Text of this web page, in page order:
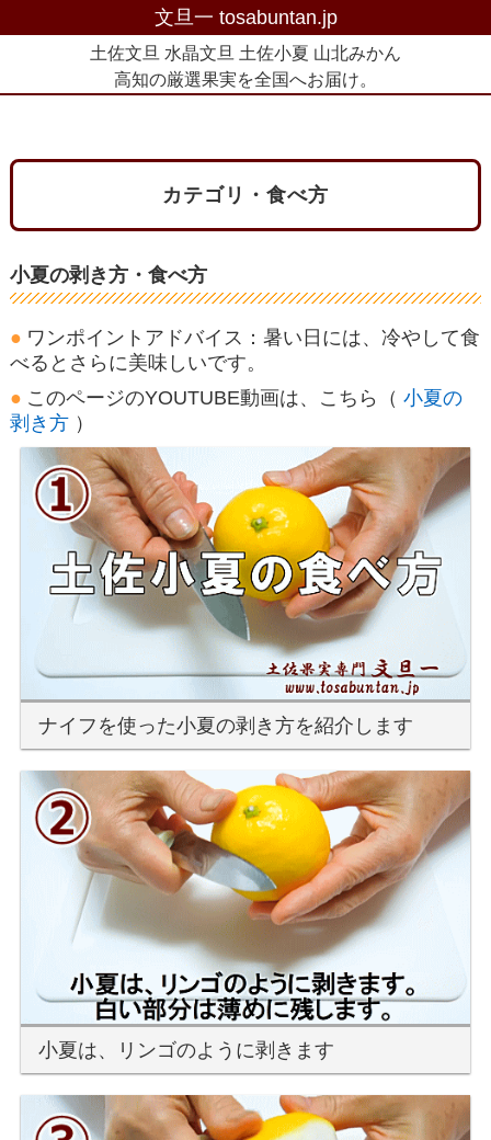
文旦一 tosabuntan.jp
土佐文旦 水晶文旦 土佐小夏 山北みかん
高知の厳選果実を全国へお届け。
カテゴリ・食べ方
小夏の剥き方・食べ方
ワンポイントアドバイス：暑い日には、冷やして食
べるとさらに美味しいです。
このページのYOUTUBE動画は、こちら（ 小夏の
剥き方）
ナイフを使った小夏の剥き方を紹介します
小夏は、リンゴのように剥きます